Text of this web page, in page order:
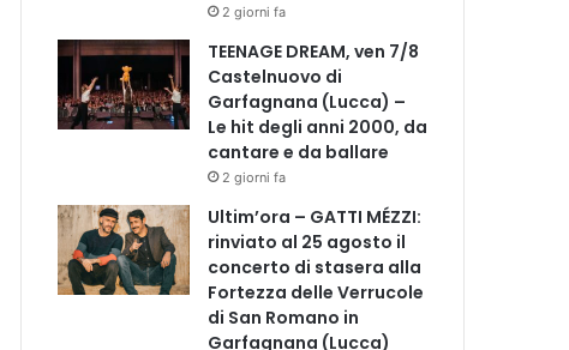
2 giorni fa
TEENAGE DREAM, ven 7/8
Castelnuovo di
Garfagnana (Lucca) –
Le hit degli anni 2000, da
cantare e da ballare
2 giorni fa
Ultim’ora – GATTI MÉZZI:
rinviato al 25 agosto il
concerto di stasera alla
Fortezza delle Verrucole
di San Romano in
Garfagnana (Lucca)